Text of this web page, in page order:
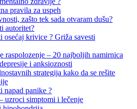
pravila za uspeh
zašto tek sada otvaram dušu?
autoritet?
osećaj krivice ? Griža savesti
raspolozenje – 20 najboljih namirnica
i anksioznosti
strategija kako da se rešite
napad panike ?
uzroci simptomi i lečenje